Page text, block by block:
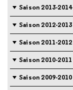
Saison 2013-2014
Saison 2012-2013
Saison 2011-2012
Saison 2010-2011
Saison 2009-2010